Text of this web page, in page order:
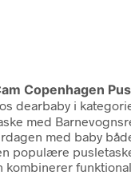
Copenhagen
dearbaby i
med
med baby
populære
kombinerer